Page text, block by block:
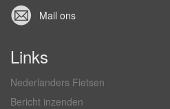
Mail ons
Links
Nederlanders Fietsen
Bericht inzenden